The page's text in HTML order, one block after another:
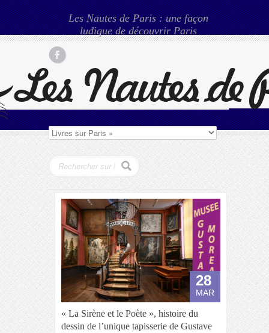
Les Nautes de Paris : une façon
ludique de découvrir Paris
28
MAR
« La Sirène et le Poète », histoire du
dessin de l’unique tapisserie de Gustave